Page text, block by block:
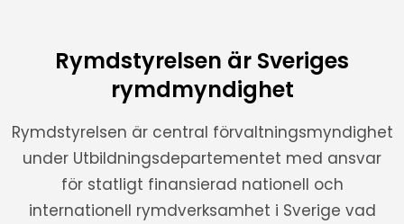
Rymdstyrelsen är Sveriges
rymdmyndighet
Rymdstyrelsen är central förvaltningsmyndighet
under Utbildningsdepartementet med ansvar
för statligt finansierad nationell och
internationell rymdverksamhet i Sverige vad